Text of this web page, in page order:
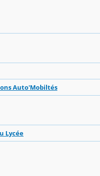
Auto'Mobiltés
Lycée